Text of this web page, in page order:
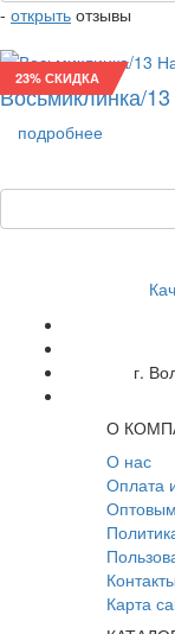
- открыть отзывы
23% СКИДКА
Восьмиклинка/
подробнее
г.
О
О нас
Оплата
Контакты
Карта